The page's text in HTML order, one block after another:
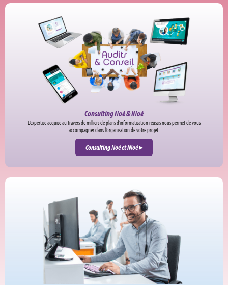
Consulting Noé & iNoé
L’expertise acquise au travers de milliers de plans d’informatisation réussis nous permet de vous
accompagner dans l’organisation de votre projet.
Consulting Noé et iNoé▸